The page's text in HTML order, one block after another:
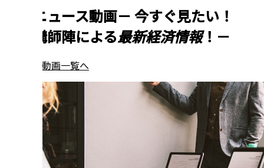
新着ニュース動画－ 今すぐ見たい！
一流講師陣による最新経済情報！ －
ニュース動画一覧へ